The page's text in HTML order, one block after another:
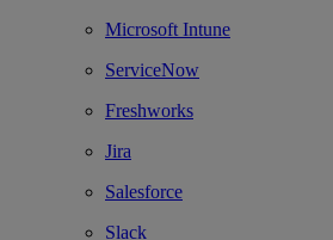
Microsoft Intune
ServiceNow
Freshworks
Jira
Salesforce
Slack